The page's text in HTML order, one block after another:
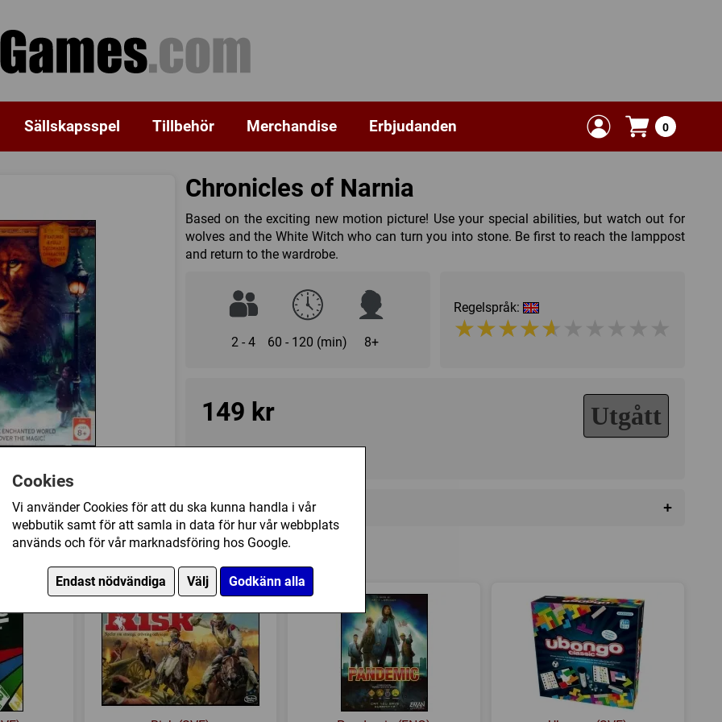
Cookies
Vi använder Cookies för att du ska kunna handla i vår
webbutik samt för att samla in data för hur vår webbplats
används och för vår marknadsföring hos Google.
Endast nödvändiga Välj Godkänn alla
Sällskapsspel Tillbehör Merchandise Erbjudanden 0
Chronicles of Narnia
Based on the exciting new motion picture! Use your special abilities, but watch out for
wolves and the White Witch who can turn you into stone. Be first to reach the lamppost
and return to the wardrobe.
2 - 4 60 - 120 (min) 8+
Regelspråk:
★★★★★★★★★★
★★★★★★★★★★
149 kr Utgått
Övrig information +
Speltyp: Familjespel,Barnspel
Tillverkare: Milton Bradley
Försälj. rank:
6974/18139
har också köpt